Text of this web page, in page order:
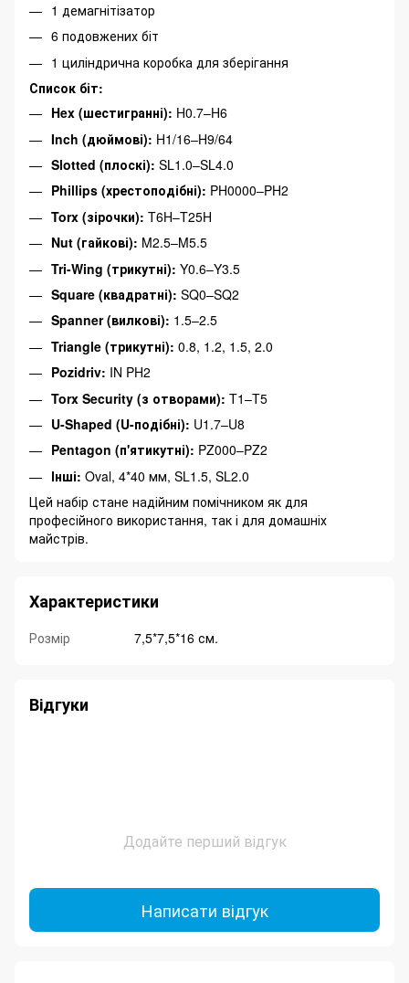
1 демагнітізатор
6 подовжених біт
1 циліндрична коробка для зберігання
Список біт:
Hex (шестигранні): H0.7–H6
Inch (дюймові): H1/16–H9/64
Slotted (плоскі): SL1.0–SL4.0
Phillips (хрестоподібні): PH0000–PH2
Torx (зірочки): T6H–T25H
Nut (гайкові): M2.5–M5.5
Tri-Wing (трикутні): Y0.6–Y3.5
Square (квадратні): SQ0–SQ2
Spanner (вилкові): 1.5–2.5
Triangle (трикутні): 0.8, 1.2, 1.5, 2.0
Pozidriv: IN PH2
Torx Security (з отворами): T1–T5
U-Shaped (U-подібні): U1.7–U8
Pentagon (п'ятикутні): PZ000–PZ2
Інші: Oval, 4*40 мм, SL1.5, SL2.0
Цей набір стане надійним помічником як для
професійного використання, так і для домашніх
майстрів.
Характеристики
Розмір 7,5*7,5*16 см.
Відгуки
Додайте перший відгук
Написати відгук